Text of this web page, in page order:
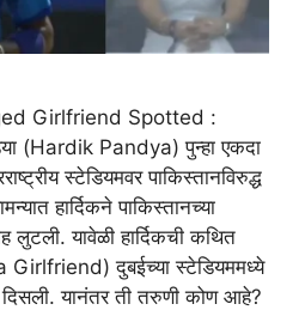
Girlfriend Spotted :
(Hardik Pandya) पुन्हा एकदा
स्टेडियमवर पाकिस्तानविरुद्ध
हार्दिकने पाकिस्तानच्या
लुटली. यावेळी हार्दिकची कथित
दुबईच्या स्टेडियममध्ये
यानंतर ती तरुणी कोण आहे?